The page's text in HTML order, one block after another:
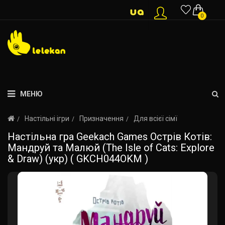
0
МЕНЮ
Настільні ігри Призначення Для всієї сімї
Настільна гра Geekach Games Острів Котів:
Мандруй та Малюй (The Isle of Cats: Explore
& Draw) (укр) ( GKCH044OKM )